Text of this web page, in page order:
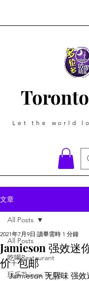
Let the world
文章
All Posts
吃喝Restaurant
玩乐Things To Do
All Posts
Jamieson 强效迷
价+包邮
2021年7月9日 讀畢需時 1 分鐘
Jamieson 无腥味 强效